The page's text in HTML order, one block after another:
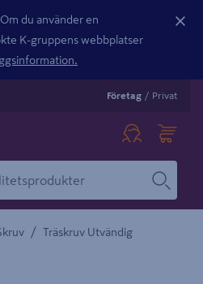
du använder en
K-gruppens webbplatser
Företag / Privat
/ Träskruv Utvändig